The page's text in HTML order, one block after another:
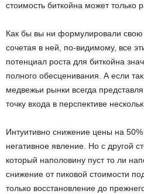
стоимость биткойна может только
Как бы вы ни формулировали
сочетая в ней, по-видимому, все
потенциал роста для биткойна
полного обесценивания. А если
медвежьи рынки всегда
точку входа в перспективе
Интуитивно снижение цены на
негативное явление. Но с другой
который наполовину пуст то ли
снижение от пиковой стоимости
только восстановление до